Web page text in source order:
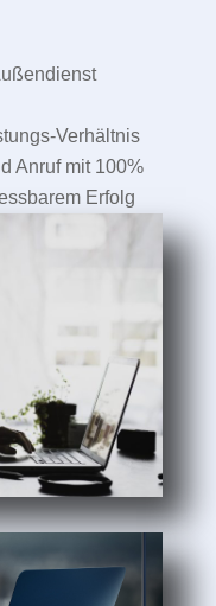
Verhältnis
Anruf mit 100%
Erfolg